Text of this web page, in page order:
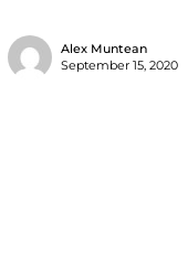
Alex Muntean
September 15, 2020